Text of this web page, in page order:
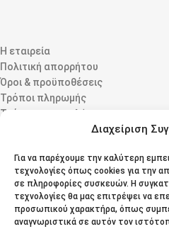
Διαχείριση
Για να παρέχουμε την καλύτερη
τεχνολογίες όπως cookies για την
σε πληροφορίες συσκευών. Η
τεχνολογίες θα μας επιτρέψει να
προσωπικού χαρακτήρα, όπως
αναγνωριστικά σε αυτόν τον
Η εταιρεία
Πολιτική απορρήτου
Όροι & προϋποθέσεις
Τρόποι πληρωμής
Τρόποι αποστολής
Τρόποι επιστροφής
Social